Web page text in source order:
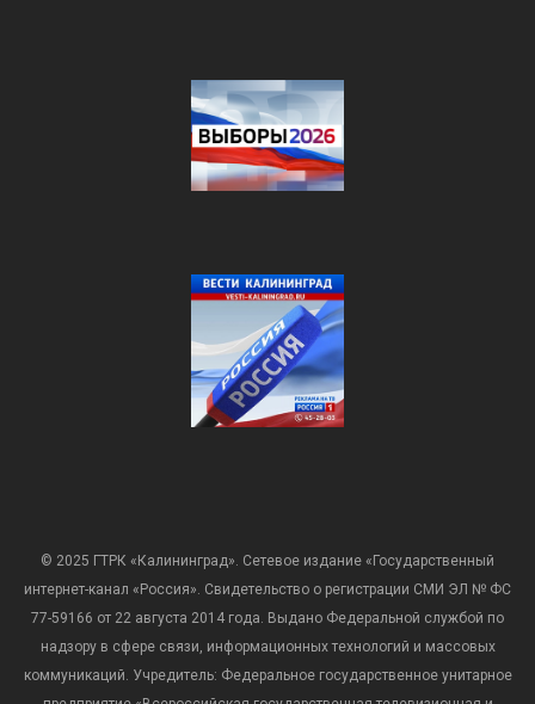
© 2025 ГТРК «Калининград». Сетевое издание «Государственный
интернет-канал «Россия». Свидетельство о регистрации СМИ ЭЛ № ФС
77-59166 от 22 августа 2014 года. Выдано Федеральной службой по
надзору в сфере связи, информационных технологий и массовых
коммуникаций. Учредитель: Федеральное государственное унитарное